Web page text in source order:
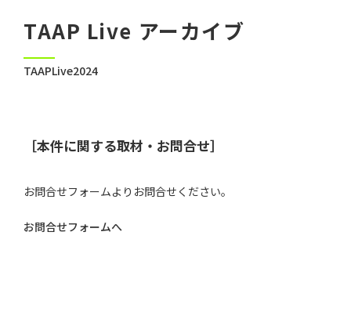
TAAP Live アーカイブ
TAAPLive2024
［本件に関する取材・お問合せ］
お問合せフォームよりお問合せください。
お問合せフォームへ